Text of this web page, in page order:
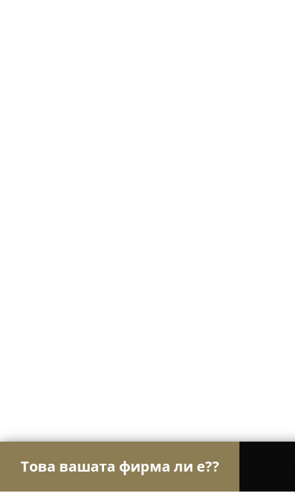
Това вашата фирма ли е??